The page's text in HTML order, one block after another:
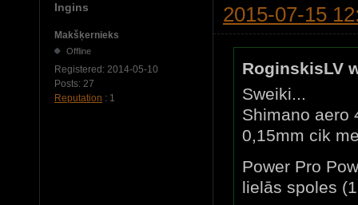
Ingins 2015-07-15
Makšķernieks
Offline
Registered: 2014-05-10
Posts: 27
Reputation : 1
RoginskisLV
Sweiki...
Shimano aero
0,15mm cik
Power Pro
lielās spoles